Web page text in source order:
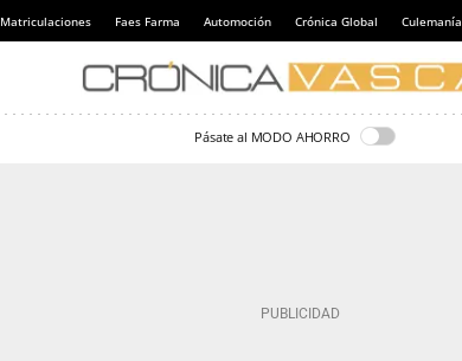
Matriculaciones Faes Farma Automoción Crónica Global Culemanía
Pásate al MODO AHORRO